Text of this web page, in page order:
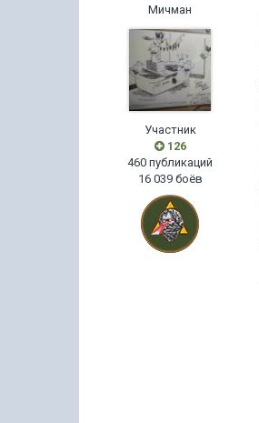
Мичман
Участник
126
460 публикаций
16 039 боёв